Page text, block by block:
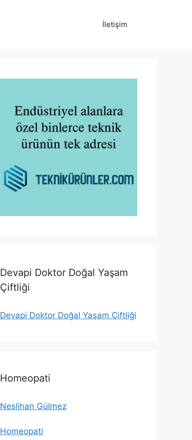
İletişim
Devapi Doktor Doğal Yaşam
Çiftliği
Devapi Doktor Doğal Yaşam Çiftliği
Homeopati
Neslihan Gülmez
Homeopati